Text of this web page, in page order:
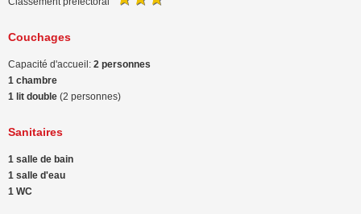
Couchages
Capacité d'accueil: 2 personnes
1 chambre
1 lit double (2 personnes)
Sanitaires
1 salle de bain
1 salle d'eau
1 WC